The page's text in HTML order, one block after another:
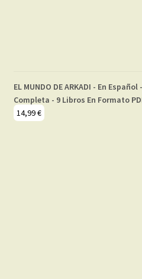
EL MUNDO DE ARKADI - En
Completa - 9 Libros En Formato
14,99€